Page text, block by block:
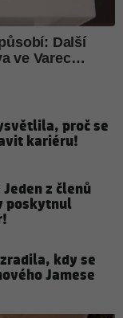
proč se
kariéru!
z členů
poskytnul
kdy se
Jamese